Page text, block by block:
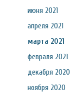
июня 2021
апреля 2021
марта 2021
февраля 2021
декабря 2020
ноября 2020